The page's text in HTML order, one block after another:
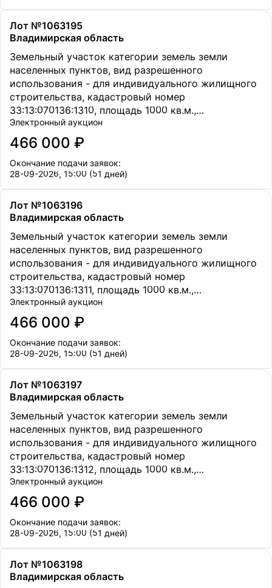
Лот №1063195
Владимирская область
Земельный участок категории земель земли
населенных пунктов, вид разрешенного
использования - для индивидуального жилищного
строительства, кадастровый номер
33:13:070136:1310, площадь 1000 кв.м.,
местоположение Владимирская обл., Петушинский
р-н., МО Петушинское (сельское поселение), в 50
метрах восточнее д. Старое Аннино.
Электронный аукцион
466 000 ₽
Окончание подачи заявок:
28-09-2026, 15:00 (51 дней)
Лот №1063196
Владимирская область
Земельный участок категории земель земли
населенных пунктов, вид разрешенного
использования - для индивидуального жилищного
строительства, кадастровый номер
33:13:070136:1311, площадь 1000 кв.м.,
местоположение Владимирская обл., Петушинский
р-н., МО Петушинское (сельское поселение), в 50
метрах восточнее д. Старое Аннино.
Электронный аукцион
466 000 ₽
Окончание подачи заявок:
28-09-2026, 15:00 (51 дней)
Лот №1063197
Владимирская область
Земельный участок категории земель земли
населенных пунктов, вид разрешенного
использования - для индивидуального жилищного
строительства, кадастровый номер
33:13:070136:1312, площадь 1000 кв.м.,
местоположение Владимирская обл., Петушинский
р-н., МО Петушинское (сельское поселение), в 50
метрах восточнее д. Старое Аннино.
Электронный аукцион
466 000 ₽
Окончание подачи заявок:
28-09-2026, 15:00 (51 дней)
Лот №1063198
Владимирская область